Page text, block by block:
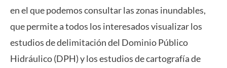
en el que podemos consultar las zonas inundables,
que permite a todos los interesados visualizar los
estudios de delimitación del Dominio Público
Hidráulico (DPH) y los estudios de cartografía de